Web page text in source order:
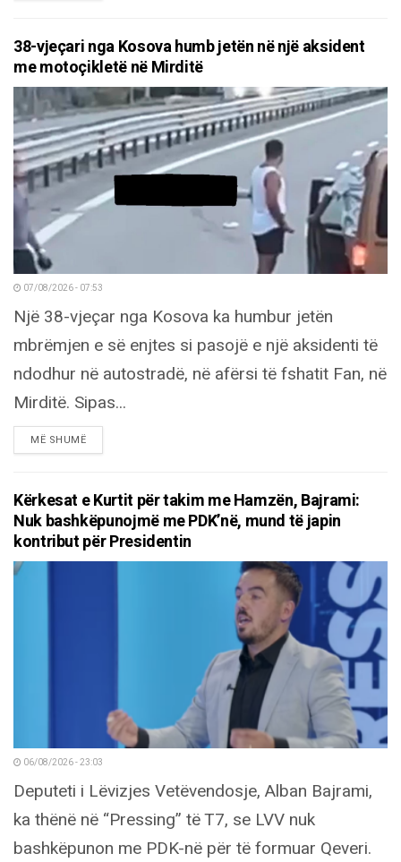
38-vjeçari nga Kosova humb jetën në një aksident
me motoçikletë në Mirditë
07/08/2026 - 07:53
Një 38-vjeçar nga Kosova ka humbur jetën
mbrëmjen e së enjtes si pasojë e një aksidenti të
ndodhur në autostradë, në afërsi të fshatit Fan, në
Mirditë. Sipas...
MË SHUMËDETAILS
Kërkesat e Kurtit për takim me Hamzën, Bajrami:
Nuk bashkëpunojmë me PDK’në, mund të japin
kontribut për Presidentin
06/08/2026 - 23:03
Deputeti i Lëvizjes Vetëvendosje, Alban Bajrami,
ka thënë në “Pressing” të T7, se LVV nuk
bashkëpunon me PDK-në për të formuar Qeveri.